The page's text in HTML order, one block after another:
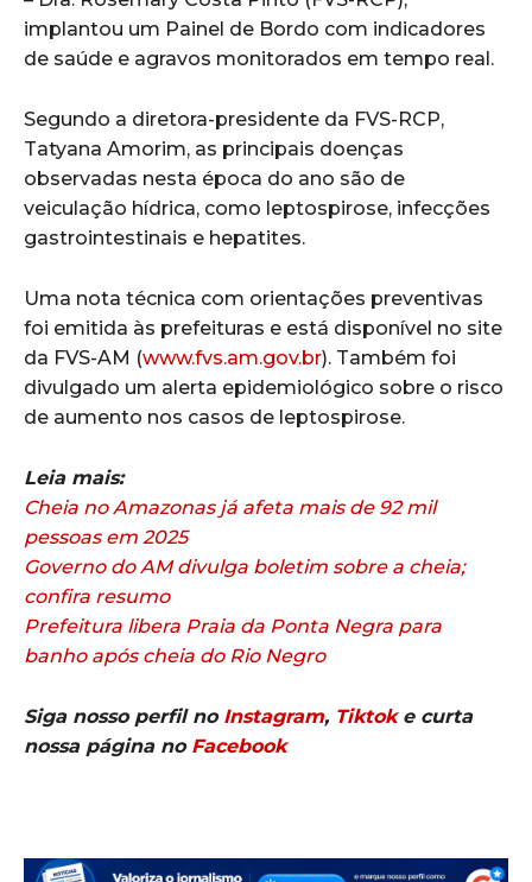
implantou um Painel de Bordo com indicadores
de saúde e agravos monitorados em tempo real.
Segundo a diretora-presidente da FVS-RCP,
Tatyana Amorim, as principais doenças
observadas nesta época do ano são de
veiculação hídrica, como leptospirose, infecções
gastrointestinais e hepatites.
Uma nota técnica com orientações preventivas
foi emitida às prefeituras e está disponível no site
da FVS-AM (www.fvs.am.gov.br). Também foi
divulgado um alerta epidemiológico sobre o risco
de aumento nos casos de leptospirose.
Leia mais:
Cheia no Amazonas já afeta mais de 92 mil
pessoas em 2025
Governo do AM divulga boletim sobre a cheia;
confira resumo
Prefeitura libera Praia da Ponta Negra para
banho após cheia do Rio Negro
Siga nosso perfil no Instagram, Tiktoke curta
nossa página no Facebook